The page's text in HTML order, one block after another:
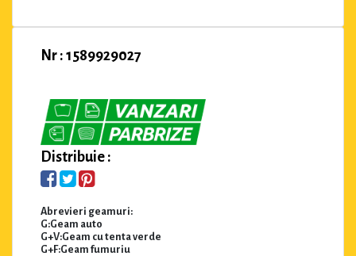
Nr : 1589929027
Distribuie :
Abrevieri geamuri:
G:Geam auto
G+V:Geam cu tenta verde
G+F:Geam fumuriu